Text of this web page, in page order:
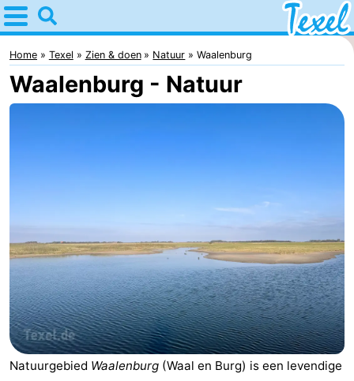
Home
Texel
Tips
Burg
Den
Hoorn
-
De
Cocksdorp
-
De
Koog
-
Oudeschild
-
Home Texel Zien & doen Natuur Waalenburg
Waalenburg - Natuur
Natuurgebied Waalenburg (Waal en Burg) is een levendige